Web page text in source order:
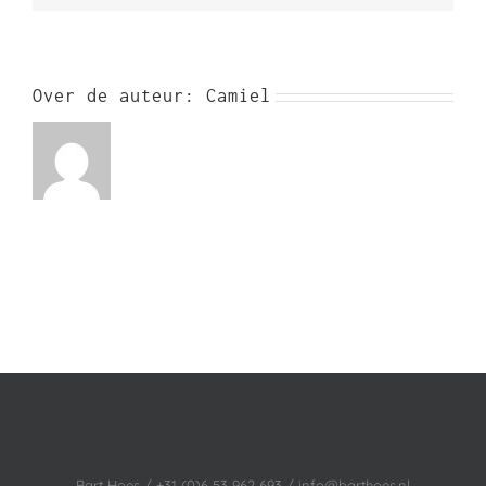
Over de auteur: Camiel